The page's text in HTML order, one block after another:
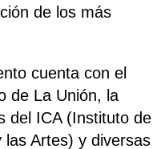
de los más
cuenta con el
de La Unión, la
del ICA (Instituto de
las Artes) y diversas